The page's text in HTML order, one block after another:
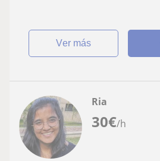
ver más
30€/h
Ria